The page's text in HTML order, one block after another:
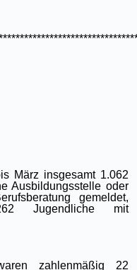
März insgesamt 1.062
Ausbildungsstelle oder
gemeldet,
Jugendliche mit
zahlenmäßig 22